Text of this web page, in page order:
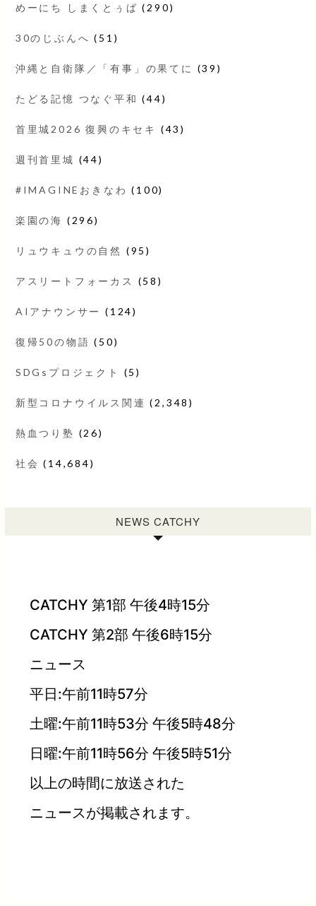
めーにち しまくとぅば (290)
30のじぶんへ (51)
沖縄と自衛隊／「有事」の果てに (39)
たどる記憶 つなぐ平和 (44)
首里城2026 復興のキセキ (43)
週刊首里城 (44)
#IMAGINEおきなわ (100)
楽園の海 (296)
リュウキュウの自然 (95)
アスリートフォーカス (58)
AIアナウンサー (124)
復帰50の物語 (50)
SDGsプロジェクト (5)
新型コロナウイルス関連 (2,348)
熱血つり塾 (26)
社会 (14,684)
NEWS CATCHY
CATCHY 第1部 午後4時15分
CATCHY 第2部 午後6時15分
ニュース
平日:午前11時57分
土曜:午前11時53分 午後5時48分
日曜:午前11時56分 午後5時51分
以上の時間に放送された
ニュースが掲載されます。